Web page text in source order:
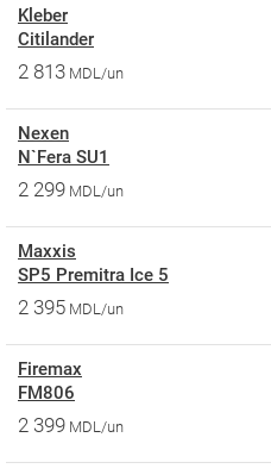
Kleber
Citilander
2 813 MDL/un
Nexen
N`Fera SU1
2 299 MDL/un
Maxxis
SP5 Premitra Ice 5
2 395 MDL/un
Firemax
FM806
2 399 MDL/un